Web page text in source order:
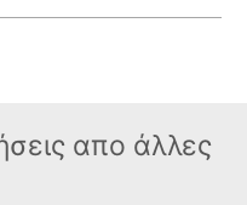
απο άλλες